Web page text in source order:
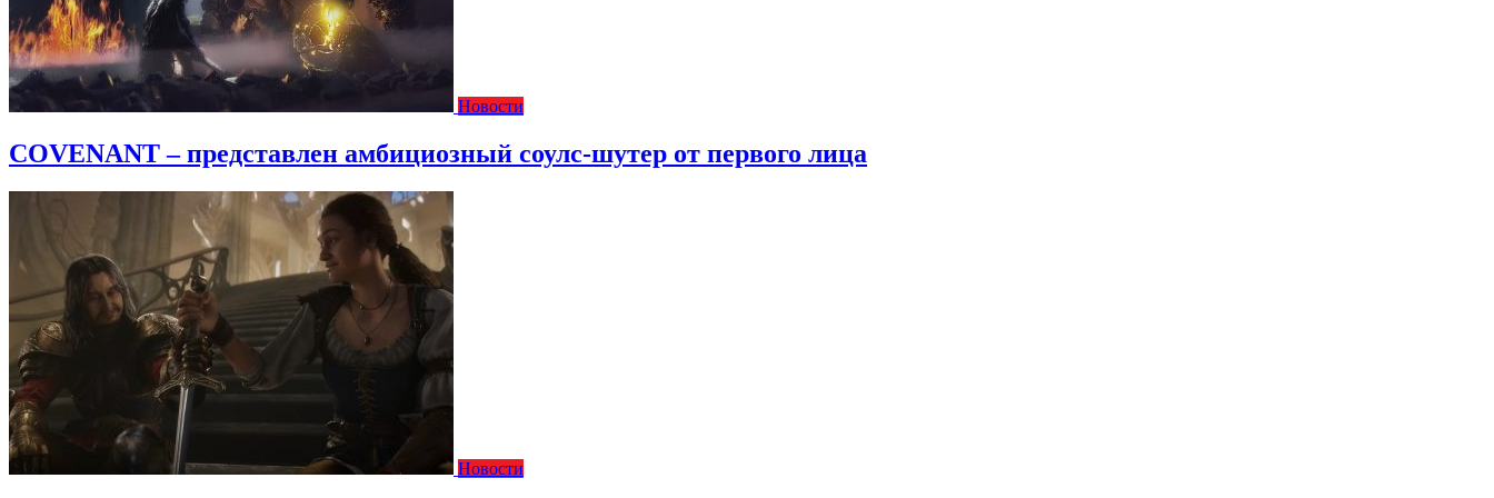
Новости
COVENANT – представлен амбициозный соулс-шутер от первого лица
Новости